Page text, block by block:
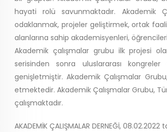
hayati rolü savunmaktadır. Akademik
odaklanmak, projeler geliştirmek, ortak
alanlarına sahip akademisyenleri,
Akademik çalışmalar grubu ilk projesi
serisinden sonra uluslararası
genişletmiştir. Akademik Çalışmalar
etmektedir. Akademik Çalışmalar Grubu,
çalışmaktadır.
AKADEMİK ÇALIŞMALAR DERNEĞİ,